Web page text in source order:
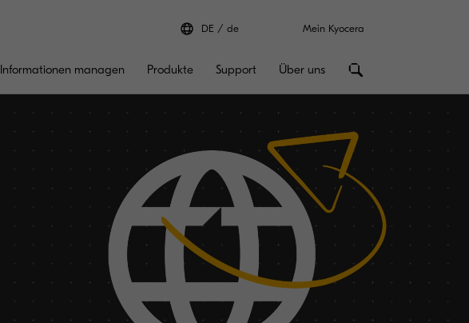
DE de Mein Kyocera
Informationen managen Produkte Support Über uns